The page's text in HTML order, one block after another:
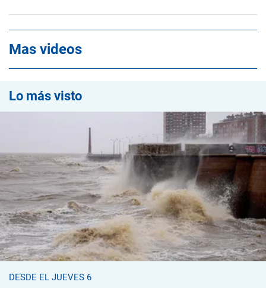
Mas videos
Lo más visto
DESDE EL JUEVES 6